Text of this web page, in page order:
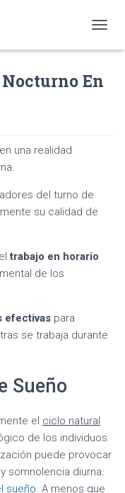
O
G
L
En
una realidad
del turno de
su calidad de
trabajo en horario
de los
efectivas para
se trabaja durante
Sueño
el ciclo natural
de los individuos.
puede provocar
somnolencia diurna.
sueño. A menos que